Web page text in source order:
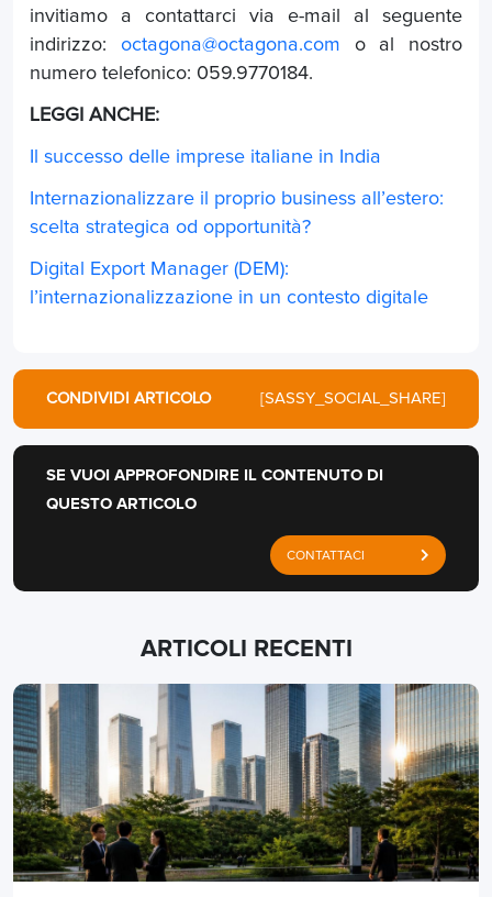
invitiamo a contattarci via e-mail al seguente
indirizzo: octagona@octagona.com
o al nostro
numero telefonico: 059.9770184.
LEGGI ANCHE:
Il successo delle imprese italiane in India
Internazionalizzare il proprio business all’estero:
scelta strategica od opportunità?
Digital Export Manager (DEM):
l’internazionalizzazione in un contesto digitale
CONDIVIDI ARTICOLO [SASSY_SOCIAL_SHARE]
SE VUOI APPROFONDIRE IL CONTENUTO DI
QUESTO ARTICOLO
CONTATTACI
ARTICOLI RECENTI